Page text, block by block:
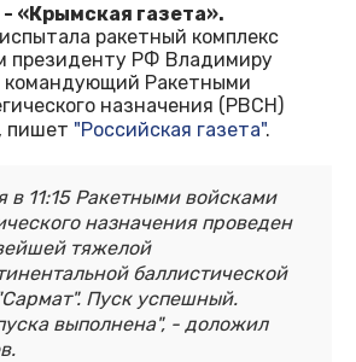
- «Крымская газета».
ракетный комплекс
президенту РФ Владимиру
Ракетными
назначения (РВСН)
пишет "Российская газета".
в 11:15 Ракетными войсками
назначения проведен
тяжелой
баллистической
Пуск успешный.
выполнена", - доложил